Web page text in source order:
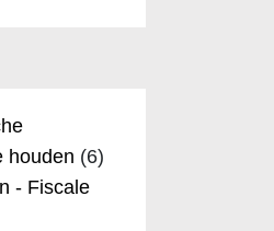
houden (6)
- Fiscale